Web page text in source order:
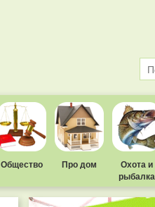
Общество Про дом
Охота и
рыбалка